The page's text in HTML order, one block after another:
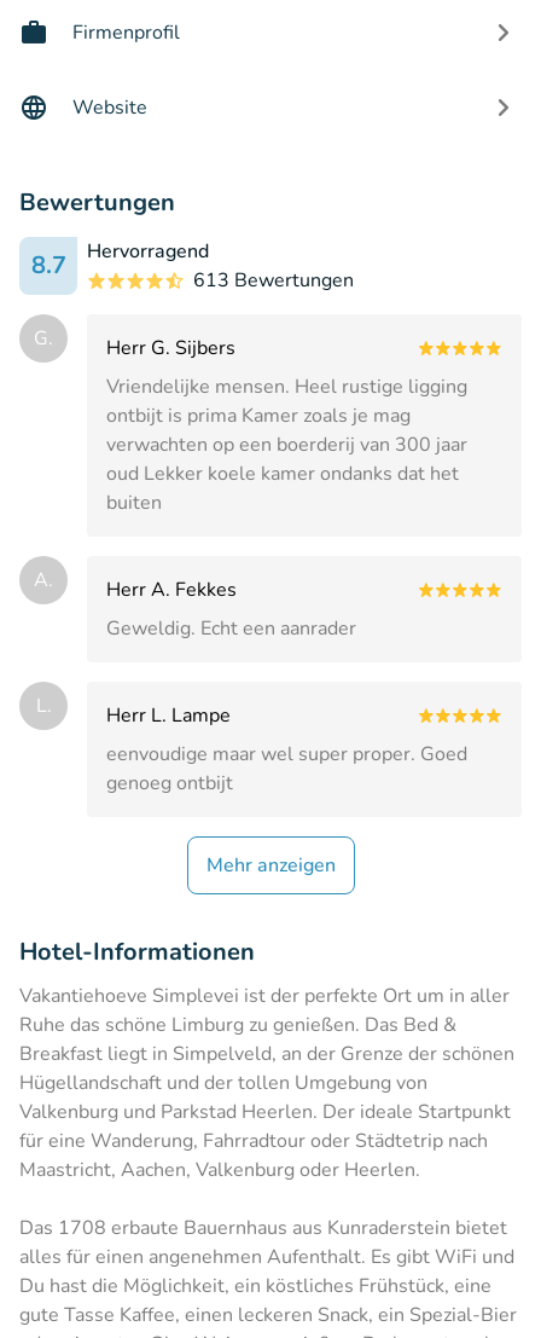
Firmenprofil
Website
Bewertungen
8.7
Hervorragend
613 Bewertungen
G.
Herr G. Sijbers
Vriendelijke mensen. Heel rustige ligging
ontbijt is prima Kamer zoals je mag
verwachten op een boerderij van 300 jaar
oud Lekker koele kamer ondanks dat het
buiten
A.
Herr A. Fekkes
Geweldig. Echt een aanrader
L.
Herr L. Lampe
eenvoudige maar wel super proper. Goed
genoeg ontbijt
Mehr anzeigen
Hotel-Informationen
Vakantiehoeve Simplevei ist der perfekte Ort um in aller
Ruhe das schöne Limburg zu genießen. Das Bed &
Breakfast liegt in Simpelveld, an der Grenze der schönen
Hügellandschaft und der tollen Umgebung von
Valkenburg und Parkstad Heerlen. Der ideale Startpunkt
für eine Wanderung, Fahrradtour oder Städtetrip nach
Maastricht, Aachen, Valkenburg oder Heerlen.
Das 1708 erbaute Bauernhaus aus Kunraderstein bietet
alles für einen angenehmen Aufenthalt. Es gibt WiFi und
Du hast die Möglichkeit, ein köstliches Frühstück, eine
gute Tasse Kaffee, einen leckeren Snack, ein Spezial-Bier